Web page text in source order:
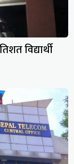
विद्यार्थी